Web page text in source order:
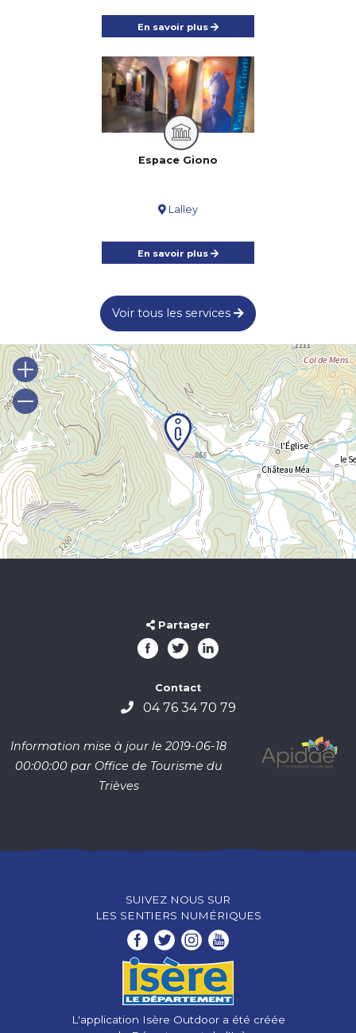
En savoir plus
Espace Giono
Lalley
En savoir plus
Voir tous les services
Partager
Contact
04 76 34 70 79
Information mise à jour le 2019-06-18
00:00:00 par Office de Tourisme du
Trièves
SUIVEZ NOUS SUR
LES SENTIERS NUMÉRIQUES
L'application Isère Outdoor a été créée